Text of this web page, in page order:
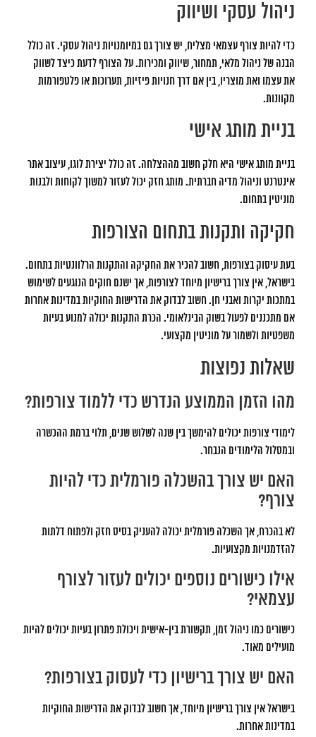
ניהול עסקי ושיווק
כדי להיות צורף עצמאי מצליח, יש צורך גם במיומנויות ניהול עסקי. זה כולל
הבנה של ניהול מלאי, תמחור, שיווק ומכירות. על הצורף לדעת כיצד לשווק
את עצמו ואת מוצריו, בין אם דרך חנויות פיזיות, תערוכות או פלטפורמות
מקוונות.
בניית מותג אישי
בניית מותג אישי היא חלק חשוב מההצלחה. זה כולל יצירת לוגו, עיצוב אתר
אינטרנט וניהול מדיה חברתית. מותג חזק יכול לעזור למשוך לקוחות ולבנות
מוניטין בתחום.
חקיקה ותקנות בתחום הצורפות
בעת עיסוק בצורפות, חשוב להכיר את החקיקה והתקנות הרלוונטיות בתחום.
בישראל, אין צורך ברישיון מיוחד לצורפות, אך ישנם חוקים הנוגעים לשימוש
במתכות יקרות ואבני חן. חשוב לבדוק את הדרישות החוקיות במדינות אחרות
אם מתכננים לפעול בשוק הבינלאומי. הכרת התקנות יכולה למנוע בעיות
משפטיות ולשמור על מוניטין מקצועי.
שאלות נפוצות
מהו הזמן הממוצע הנדרש כדי ללמוד צורפות?
לימודי צורפות יכולים להימשך בין שנה לשלוש שנים, תלוי ברמת ההכשרה
ובמסלול הלימודים הנבחר.
האם יש צורך בהשכלה פורמלית כדי להיות
צורף?
לא בהכרח, אך השכלה פורמלית יכולה להעניק בסיס חזק ולפתוח דלתות
להזדמנויות מקצועיות.
אילו כישורים נוספים יכולים לעזור לצורף
עצמאי?
כישורים כמו ניהול זמן, תקשורת בין-אישית ויכולת פתרון בעיות יכולים להיות
מועילים מאוד.
האם יש צורך ברישיון כדי לעסוק בצורפות?
בישראל אין צורך ברישיון מיוחד, אך חשוב לבדוק את הדרישות החוקיות
במדינות אחרות.